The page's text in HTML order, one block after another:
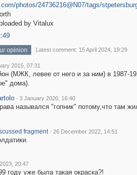
photos/24736216@N07/tags/
by Vitalux
opinion Latest comment: 15 April 2024, 19:29
2015, 07:31
(МЖК, левее от него и за ним) в 1987-
дома).
· 3 January 2020, 16:40
назывался "гопник" потому,что там
fragment · 26 December 2022, 14:51
20:47
году уже была такая окраска?!